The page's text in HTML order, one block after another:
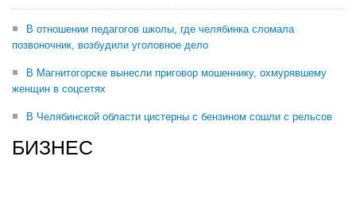
В отношении педагогов школы, где челябинка сломала
позвоночник, возбудили уголовное дело
В Магнитогорске вынесли приговор мошеннику, охмурявшему
женщин в соцсетях
В Челябинской области цистерны с бензином сошли с рельсов
БИЗНЕС